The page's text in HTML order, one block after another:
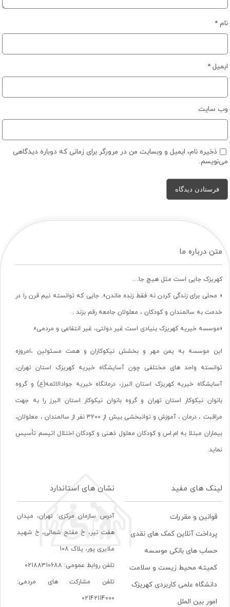
نام*
ایمیل*
وب‌ سایت
ذخیره نام، ایمیل و وبسایت من در مرورگر برای زمانی که دوباره دیدگاهی
می‌نویسم.
متن درباره ما
کهریزک جایی است مثل هیچ جا…
« محلی برای زندگی کردن نه فقط زنده ماندن». جایی که توانسته نیم قرن را در
خدمت به سالمندان و کودکان ، معلولان جامعه رقم بزند .
«موسسه خیریه کهریزک بنیادی است غیر دولتی، غیر انتفاعی و مردمی».
این موسسه به یمن مهر و بخشش نیکوکاران و همت مسئولین ،امروزه
توانسته واحد های مختلفی چون آسایشگاه خیریه کهریزک استان تهران،
آسایشگاه خیریه کهریزک استان البرز، درمانگاه خیریه جوادالائمه(ع) و گروه
بانوان نیکوکار استان تهران و گروه بانوان نیکوکار استان البرز را به جهت
مراقبت ، درمان ، آموزش و توانبخشی بیش از 3200 نفر از سالمندان ، معلولان،
بیماران مبتلا به ام.اس و کودکان معلول ذهنی و کودکان اختلال اتیسم تأسیس
نماید.
لینک های مفید
قوانین و مقررات
پرداخت آنلاین کمک های نقدی
حساب های بانکی موسسه
کمیته محیط زیست و سلامت
دانشگاه علمی کاربردی کهریزک
امور بین الملل
نشان های استاندارد
آدرس سازمان مرکزی: تهران، ميدان
هفت تير، خ مفتح شمالی، خ شهيد
ملايری پور، پلاک 108
تلفن روابط عمومی: 02188310688
تلفن مشارکت های مردمی:
02142114000